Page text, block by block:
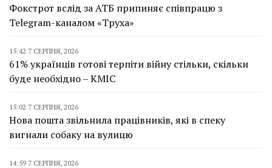
Фокстрот вслід за АТБ припиняє співпрацю з
Telegram-каналом «Труха»
15:42 7 СЕРПНЯ, 2026
61% українців готові терпіти війну стільки, скільки
буде необхідно – КМІС
15:02 7 СЕРПНЯ, 2026
Нова пошта звільнила працівників, які в спеку
вигнали собаку на вулицю
14:59 7 СЕРПНЯ, 2026